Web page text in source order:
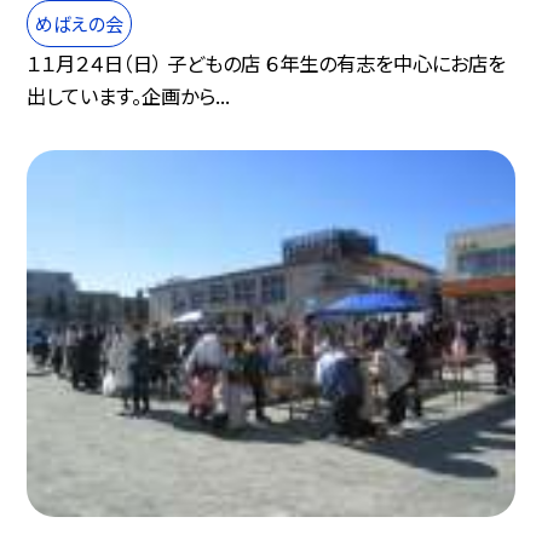
めばえの会
１１月２４日（日） 子どもの店 ６年生の有志を中心にお店を
出しています。企画から...